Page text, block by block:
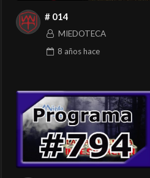
# 014
MIEDOTECA
8 añoshace